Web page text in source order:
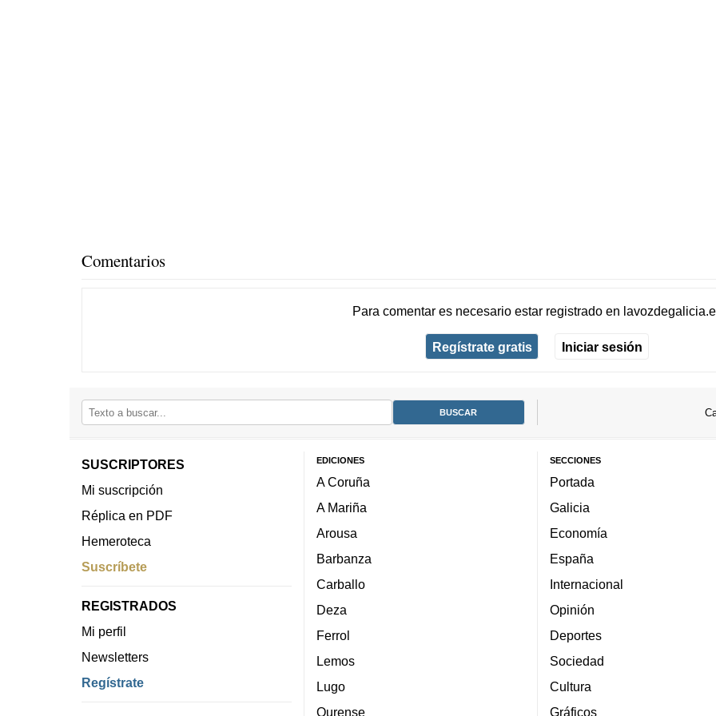
Comentarios
Para comentar es necesario estar registradoen
Regístrate gratis Iniciar sesión
SUSCRIPTORES
Mi suscripción
Réplica en PDF
Hemeroteca
Suscríbete
REGISTRADOS
Mi perfil
Newsletters
Regístrate
EDICIONES
A Coruña
A Mariña
Arousa
Barbanza
Carballo
Deza
Ferrol
Lemos
Lugo
Ourense
SECCIONES
Portada
Galicia
Economía
España
Internacional
Opinión
Deportes
Sociedad
Cultura
Gráficos